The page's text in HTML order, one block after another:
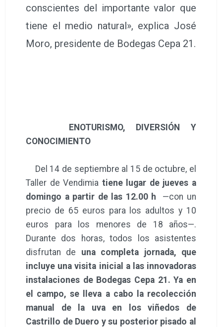
conscientes del importante valor que
tiene el medio natural», explica José
Moro, presidente de Bodegas Cepa 21.
ENOTURISMO, DIVERSIÓN Y
CONOCIMIENTO
Del 14 de septiembre al 15 de octubre, el
Taller de Vendimia tiene lugar de jueves a
domingo a partir de las 12.00 h
—con un
precio de 65 euros para los adultos y 10
euros para los menores de 18 años—.
Durante dos horas, todos los asistentes
disfrutan de una completa jornada, que
incluye una visita inicial a las innovadoras
instalaciones de Bodegas Cepa 21. Ya en
el campo, se lleva a cabo la recolección
manual de la uva en los viñedos de
Castrillo de Duero y su posterior pisado al